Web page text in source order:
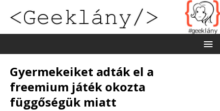
Gyermekeiket adták el a
freemium játék okozta
függőségük miatt